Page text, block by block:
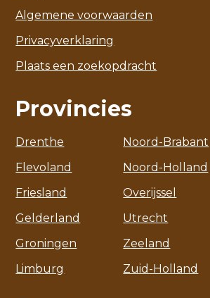
Algemene voorwaarden
Privacyverklaring
Plaats een zoekopdracht
Provincies
Drenthe
Flevoland
Friesland
Gelderland
Groningen
Limburg
Noord-Brabant
Noord-Holland
Overijssel
Utrecht
Zeeland
Zuid-Holland